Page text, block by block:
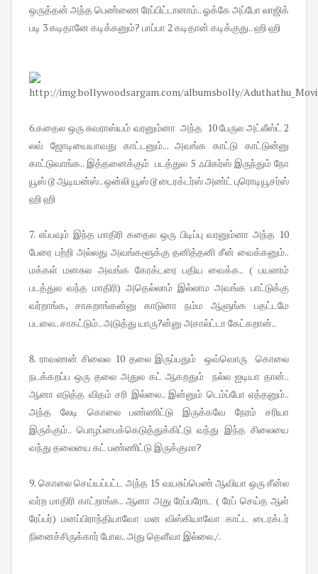
ஒருத்தன் அந்த பெண்ணை ரேப்பிட்டானாம்.. ஓக்கே அப்போ லாஜிக்
படி 3 கடிதானே கடிக்கனும்? பாப்பா 2 கடிதான் கடிக்குது.. ஹி ஹி
6.கதைல ஒரு சுவராஸ்யம் வரனும்னா அந்த 10 பேருல அட்லீஸ்ட் 2
லவ் ஜோடியையாவது காட்டனும்... அவங்க காட்டு காட்டுன்னு
காட்டுவாங்க.. இத்தனைக்கும் படத்துல 5 ஃபிகர்ஸ் இருந்தும் நோ
யூஸ் டூ ஆடியன்ஸ்.. ஒன்லி யூஸ் டூ டைரக்டர்ஸ் அண்ட் புரொடியூசர்ஸ்
ஹி ஹி
7. எப்பவும் இந்த மாதிரி கதைல ஒரு பிடிப்பு வரனும்னா அந்த 10
பேரை பற்றி அல்லது அவங்களூக்கு தனித்தனி சீன் வைக்கனும்..
மக்கள் மனசுல அவங்க கேரக்டரை பதிய வைக்க.. ( பயணம்
படத்துல வந்த மாதிரி) அதெல்லாம் இல்லாம அவங்க பாட்டுக்கு
வர்றாங்க, சாகறாங்கன்னு காடுனா நம்ம ஆளுங்க பதட்டமே
படலை.. சாகட்டும்.. அடுத்து யாரு?ன்னு அசால்ட்டா கேட்கறான்..
8. ராவணன் சிலைல 10 தலை இருப்பதும் ஒவ்வொரு கொலை
நடக்கறப்ப ஒரு தலை அதுல கட் ஆகறதும் நல்ல ஐடியா தான்..
ஆனா எடுத்த விதம் சரி இல்லை.. இன்னும் டெம்ப்போ ஏத்தனும்..
அந்த லேடி கொலை பண்ணிட்டு இருக்கவே நேரம் சரியா
இருக்கும்.. பொழப்பைக்கெடுத்துக்கிட்டு வந்து இந்த சிலையை
வந்து தலையை கட் பண்ணிட்டு இருக்குமா?
9. கொலை செய்யப்பட்ட அந்த 15 வயசுப்பெண் ஆவியா ஒரு சீன்ல
வர்ற மாதிரி காட்றாங்க.. ஆனா அது ரேப்பரோட ( ரேப் செய்த ஆள்
ரேப்பர்) மனப்பிராந்தியாவோ மன விஸ்கியாவோ காட்ட டைரக்டர்
நினைச்சிருக்கார் போல.. அது தெளீவா இல்லை./.